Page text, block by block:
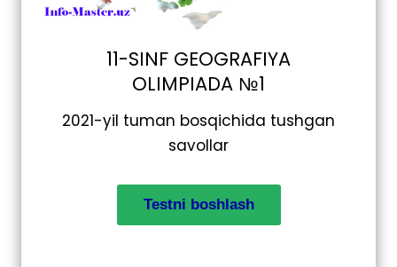
11-SINF GEOGRAFIYA
OLIMPIADA №1
2021-yil tuman bosqichida tushgan
savollar